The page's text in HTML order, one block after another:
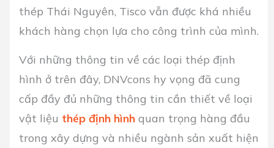
thép Thái Nguyên, Tisco vẫn được khá nhiều
khách hàng chọn lựa cho công trình của mình.
Với những thông tin về các loại thép định
hình ở trên đây, DNVcons hy vọng đã cung
cấp đầy đủ những thông tin cần thiết về loại
vật liệu thép định hìnhquan trọng hàng đầu
trong xây dựng và nhiều ngành sản xuất hiện